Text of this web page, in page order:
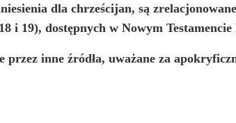
dla chrześcijan, są
i 19), dostępnych w Nowym
inne źródła, uważane za